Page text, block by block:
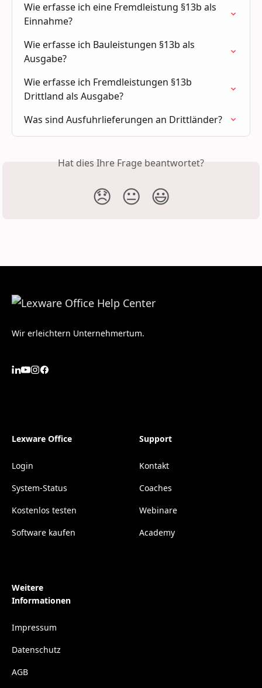
Wie erfasse ich eine Fremdleistung §13b als
Einnahme?
Wie erfasse ich Bauleistungen §13b als
Ausgabe?
Wie erfasse ich Fremdleistungen §13b
Drittland als Ausgabe?
Was sind Ausfuhrlieferungen an Drittländer?
Hat dies Ihre Frage beantwortet?
😞 😐 😃
Wir erleichtern Unternehmertum.
Lexware Office
Login
System-Status
Kostenlos testen
Software kaufen
Support
Kontakt
Coaches
Webinare
Academy
Weitere
Informationen
Impressum
Datenschutz
AGB